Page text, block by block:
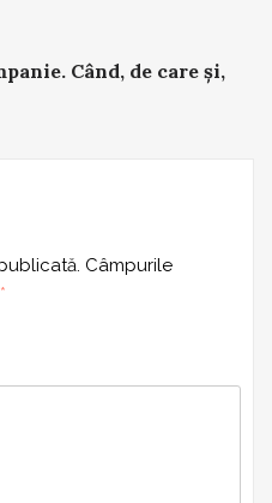
Când, de care și,
Câmpurile
*